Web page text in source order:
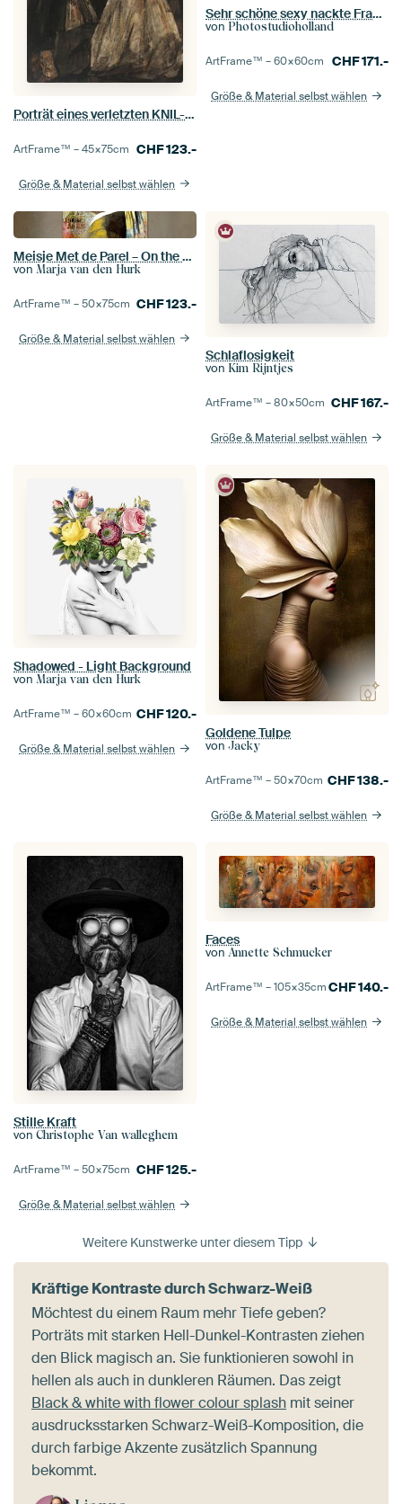
Porträt eines verletzten KNIL-Soldaten, Isaac Israels, 1882.
ArtFrame™ –45×75cm CHF123.-
Größe & Material selbst wählen
Sehr schöne sexy nackte Frau. Foto in Schwarzweiß #4418
von Photostudioholland
ArtFrame™ –60×60cm CHF171.-
Größe & Material selbst wählen
Meisje Met de Parel – On the Wall Edition
von Marja van den Hurk
ArtFrame™ –50×75cm CHF123.-
Größe & Material selbst wählen
Schlaflosigkeit
von Kim Rijntjes
ArtFrame™ –80×50cm CHF167.-
Größe & Material selbst wählen
Shadowed - Light Background
von Marja van den Hurk
ArtFrame™ –60×60cm CHF120.-
Größe & Material selbst wählen
Goldene Tulpe
von Jacky
ArtFrame™ –50×70cm CHF138.-
Größe & Material selbst wählen
Stille Kraft
von Christophe Van walleghem
ArtFrame™ –50×75cm CHF125.-
Größe & Material selbst wählen
Faces
von Annette Schmucker
ArtFrame™ –105×35cmCHF140.-
Größe & Material selbst wählen
Weitere Kunstwerke unter diesem Tipp
Kräftige Kontraste durch Schwarz-Weiß
Möchtest du einem Raum mehr Tiefe geben?
Porträts mit starken Hell-Dunkel-Kontrasten ziehen
den Blick magisch an. Sie funktionieren sowohl in
hellen als auch in dunkleren Räumen. Das zeigt
Black & white with flower colour splash mit seiner
ausdrucksstarken Schwarz-Weiß-Komposition, die
durch farbige Akzente zusätzlich Spannung
bekommt.